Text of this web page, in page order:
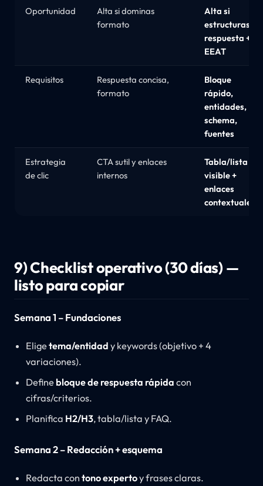
Oportunidad
Alta si dominas
formato
Alta si
estructuras
respuesta +
EEAT
Requisitos
Respuesta concisa,
formato
Bloque
rápido,
entidades,
schema,
fuentes
Estrategia
de clic
CTA sutil y enlaces
internos
Tabla/lista
visible +
enlaces
contextuales
9) Checklist operativo (30 días) —
listo para copiar
Semana 1 – Fundaciones
Eligetema/entidad y keywords (objetivo + 4
variaciones).
Define bloque de respuesta rápida con
cifras/criterios.
Planifica H2/H3, tabla/lista y FAQ.
Semana 2 – Redacción + esquema
Redacta con tono expertoy frases claras.